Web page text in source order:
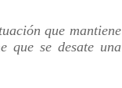
que mantiene
que se desate una